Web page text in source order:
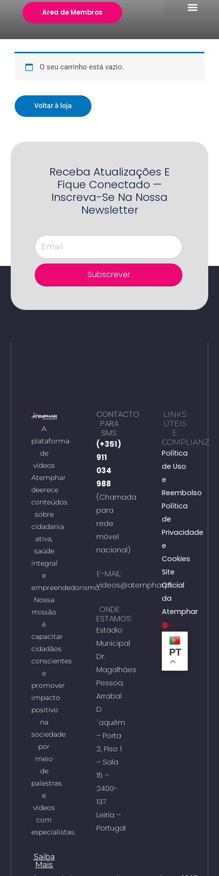
Area de Membros
O seu carrinho está vazio.
Voltar à loja
Receba Atualizações E
Fique Conectado —
Inscreva-Se Na Nossa
Newsletter
Subscrever
A
plataforma
de
vídeos
Atemphar
deerece
conteúdos
sobre
cidadania
ativa,
saúde
integral
e
empreendedorismo.
Nossa
missão
é
capacitar
cidadãos
conscientes
e
promover
impacto
positivo
na
sociedade
por
meio
de
palestras
e
vídeos
com
especialistas.
Saiba
Mais
CONTACTO
PARA
SMS:
(+351)
911
034
988
(Chamada
para
rede
móvel
nacional)
E-MAIL:
videos@atemphar.pt
ONDE
ESTAMOS:
Estádio
Municipal
Dr.
Magalhães
Pessoa,
Arrabal
D
´aquêm
– Porta
2, Piso 1
– Sala
15 –
2400-
137
Leiria –
Portugal
LINKS
ÚTEIS
E
COMPLIANZ
Política
de Uso
e
Reembolso
Política
de
Privacidade
e
Cookies
Site
Oficial
da
Atemphar
PT